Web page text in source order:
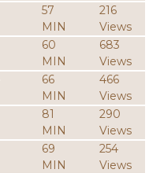
57
MIN
216
Views
60
MIN
683
Views
66
MIN
466
Views
81
MIN
290
Views
69
MIN
254
Views